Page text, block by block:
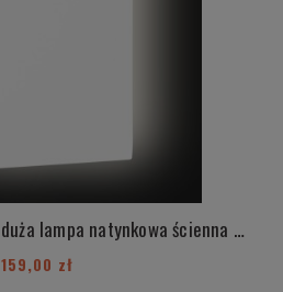
Nowoczesna metalowa duża lampa natynkowa ścienna biała kinkiet kwadrat rzucający światło na ścianę NYLOS 3863
159,00 zł